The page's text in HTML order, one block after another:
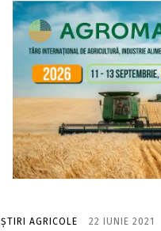
ȘTIRI AGRICOLE 22 IUNIE 2021